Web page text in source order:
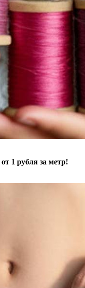
от 1 рубля за метр!